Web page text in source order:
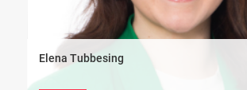
Elena Tubbesing